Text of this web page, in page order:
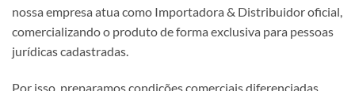
nossa empresa atua como Importadora & Distribuidor oficial,
comercializando o produto de forma exclusiva para pessoas
jurídicas cadastradas.
Por isso, preparamos condições comerciais diferenciadas